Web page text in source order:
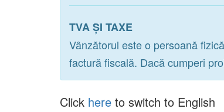
TVA ȘI TAXE
Vânzătorul este o persoană
factură fiscală. Dacă cumperi
Click here to switch to English